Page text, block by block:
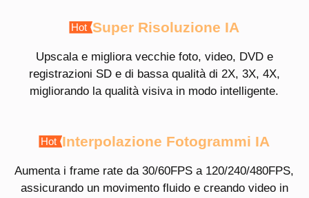
Super Risoluzione IA
Upscala e migliora vecchie foto, video, DVD e
registrazioni SD e di bassa qualità di 2X, 3X, 4X,
migliorando la qualità visiva in modo intelligente.
Interpolazione Fotogrammi IA
Aumenta i frame rate da 30/60FPS a 120/240/480FPS,
assicurando un movimento fluido e creando video in